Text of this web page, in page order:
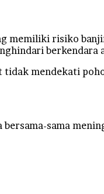
memiliki risiko
mendekati
sama